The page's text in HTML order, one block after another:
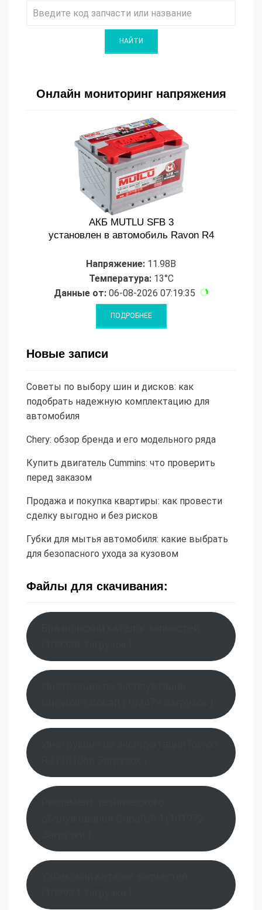
Онлайн мониторинг напряжения
АКБ MUTLU SFB 3
установлен в автомобиль Ravon R4
Напряжение: 11.98В
Температура:13°C
Данные от: 06-08-2026 07:19:35
Новые записи
Советы по выбору шин и дисков: как
подобрать надежную комплектацию для
автомобиля
Chery: обзор бренда и его модельного ряда
Купить двигатель Cummins: что проверить
перед заказом
Продажа и покупка квартиры: как провести
сделку выгодно и без рисков
Губки для мытья автомобиля: какие выбрать
для безопасного ухода за кузовом
Файлы для скачивания: